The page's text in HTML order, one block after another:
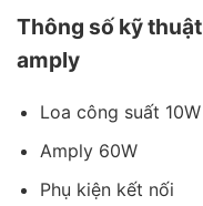
Thông số kỹ
amply
Loa công suất 10W
Amply 60W
Phụ kiện kết nối